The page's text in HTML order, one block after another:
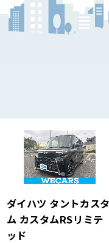
ダイハツ タントカス
ム カスタムRSリミテ
ッド